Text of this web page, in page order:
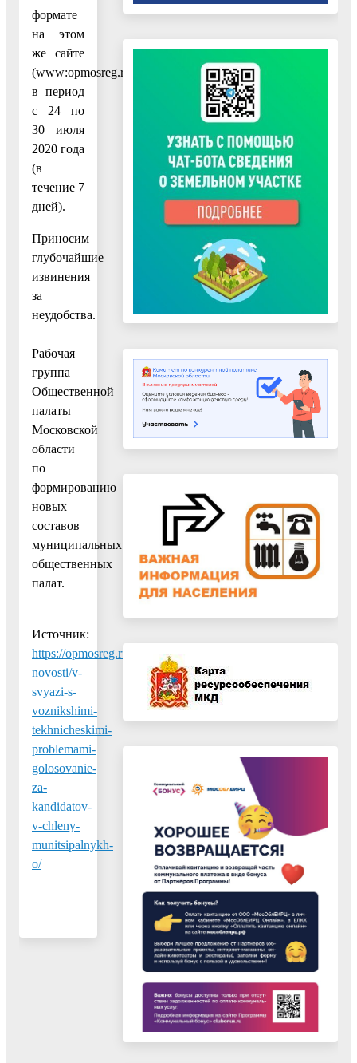
формате
на этом
же сайте
(www:opmosreg.ru)
в период
с 24 по
30 июля
2020 года
(в
течение 7
дней).
Приносим
глубочайшие
извинения
за
неудобства.
Рабочая
группа
Общественной
палаты
Московской
области
по
формированию
новых
составов
муниципальных
общественных
палат.
Источник:
https://opmosreg.ru/novosti/regionalnye-
novosti/v-
svyazi-s-
voznikshimi-
tekhnicheskimi-
problemami-
golosovanie-
za-
kandidatov-
v-chleny-
munitsipalnykh-
o/